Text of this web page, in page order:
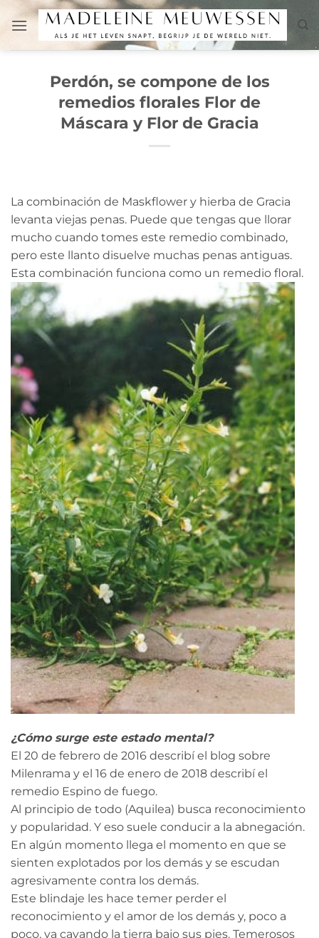
contenido
Perdón, se compone de los
remedios florales Flor de
Máscara y Flor de Gracia
La combinación de Maskflower y hierba de Gracia
levanta viejas penas. Puede que tengas que llorar
mucho cuando tomes este remedio combinado,
pero este llanto disuelve muchas penas antiguas.
Esta combinación funciona como un remedio floral.
¿Cómo surge este estado mental?
El 20 de febrero de 2016 describí el blog sobre
Milenrama y el 16 de enero de 2018 describí el
remedio Espino de fuego.
Al principio de todo (Aquilea) busca reconocimiento
y popularidad. Y eso suele conducir a la abnegación.
En algún momento llega el momento en que se
sienten explotados por los demás y se escudan
agresivamente contra los demás.
Este blindaje les hace temer perder el
reconocimiento y el amor de los demás y, poco a
poco, va cavando la tierra bajo sus pies. Temerosos